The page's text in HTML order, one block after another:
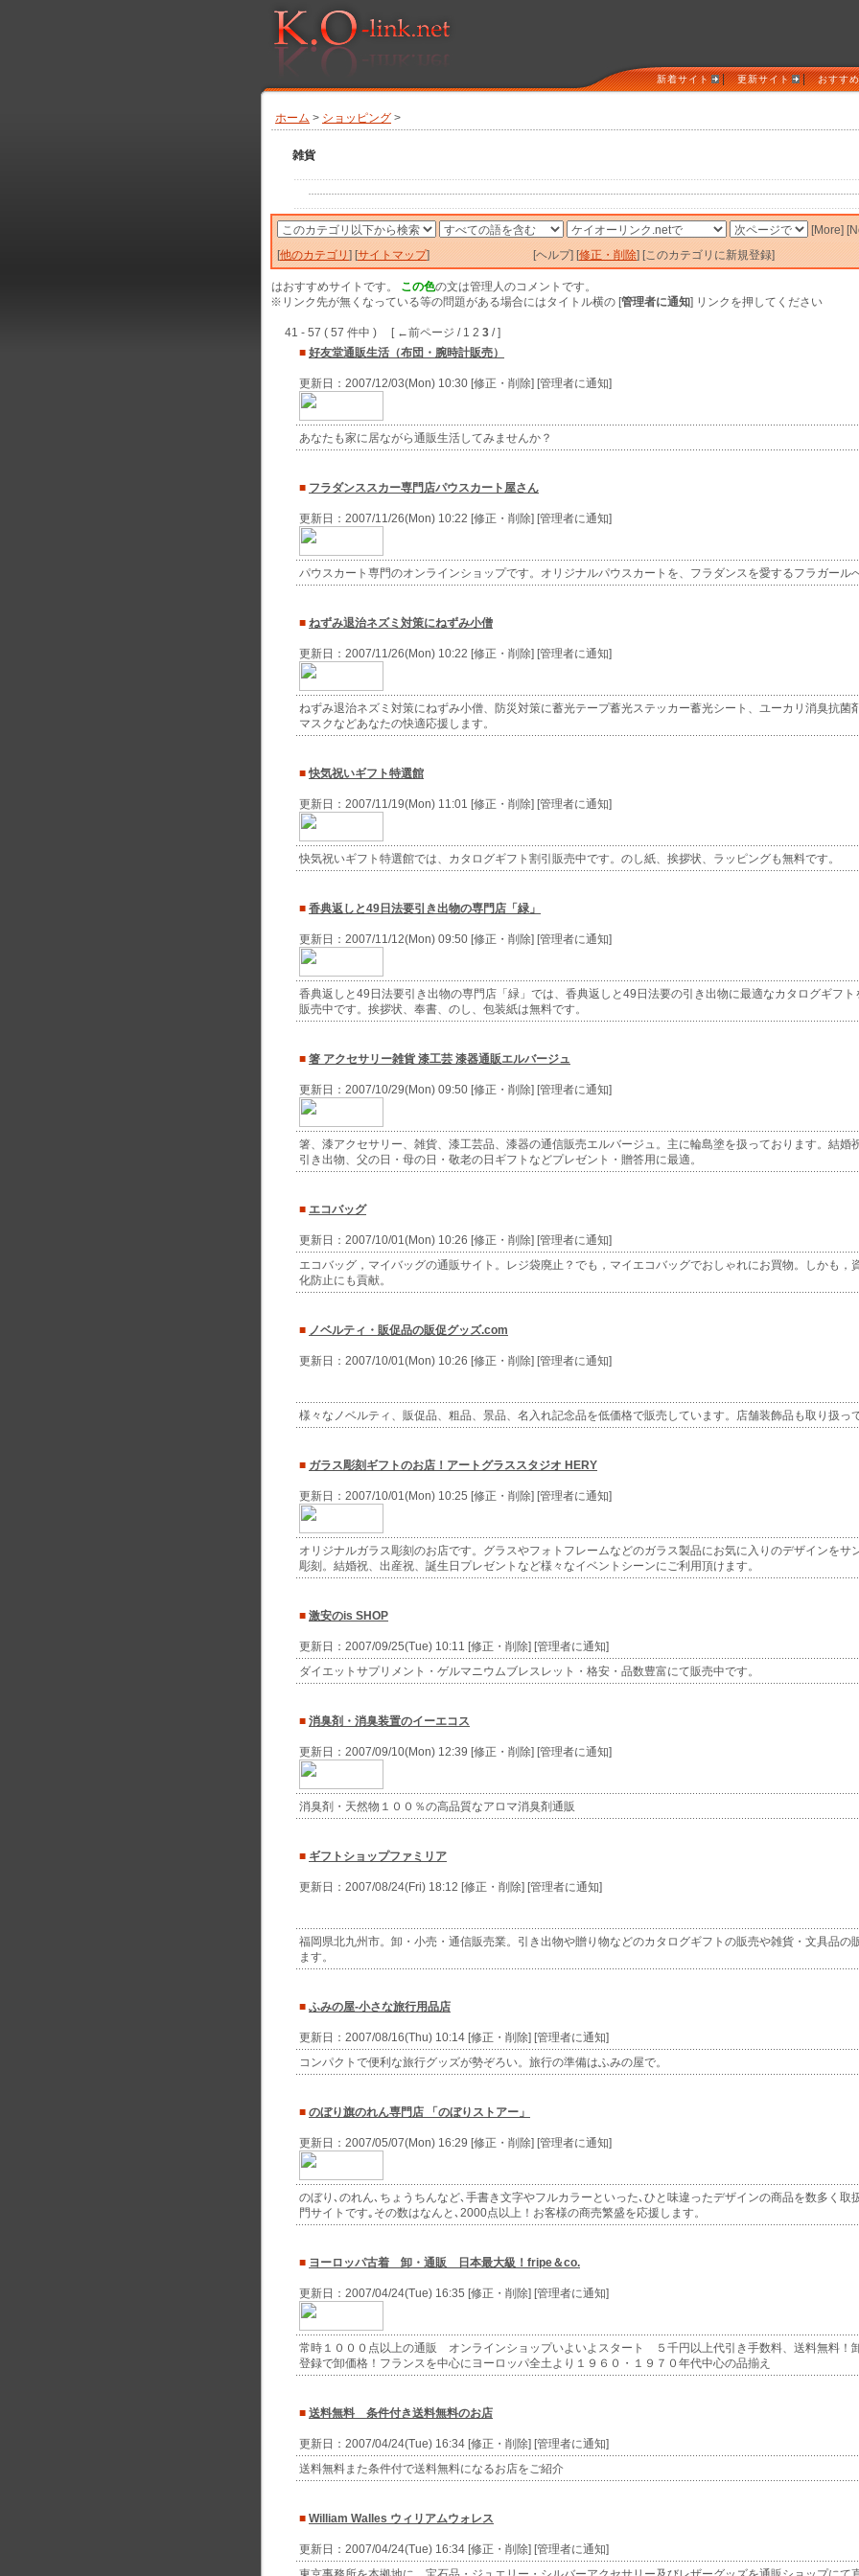
新着サイト | 更新サイト | おすす
ホーム > ショッピング >
雑貨
[More]
[他のカテゴリ ] [サイトマップ] [ヘルプ] [修正・削除] [このカテゴリに新規登録]
はおすすめサイトです。 この色の文は管理人のコメントです。
※リンク先が無くなっている等の問題がある場合にはタイトル横の [管理者に通知] リンクを押してください
41 - 57 ( 57 件中 ) [ ←前ページ / 1 2 3 / ]
■ 好友堂通販生活（布団・腕時計販売）
更新日：2007/12/03(Mon) 10:30 [修正・削除] [管理者に通知]
あなたも家に居ながら通販生活してみませんか？
■ フラダンススカー専門店パウスカート屋さん
更新日：2007/11/26(Mon) 10:22 [修正・削除] [管理者に通知]
パウスカート専門のオンラインショップです。オリジナルパウスカートを、フラダンスを愛するフラガール
■ ねずみ退治ネズミ対策にねずみ小僧
更新日：2007/11/26(Mon) 10:22 [修正・削除] [管理者に通知]
ねずみ退治ネズミ対策にねずみ小僧、防災対策に蓄光テープ蓄光ステッカー蓄光シート、ユーカリ消臭抗菌
マスクなどあなたの快適応援します。
■ 快気祝いギフト特選館
更新日：2007/11/19(Mon) 11:01 [修正・削除] [管理者に通知]
快気祝いギフト特選館では、カタログギフト割引販売中です。のし紙、挨拶状、ラッピングも無料です。
■ 香典返しと49日法要引き出物の専門店「緑」
更新日：2007/11/12(Mon) 09:50 [修正・削除] [管理者に通知]
香典返しと49日法要引き出物の専門店「緑」では、香典返しと49日法要の引き出物に最適なカタログギフト
販売中です。挨拶状、奉書、のし、包装紙は無料です。
■ 箸 アクセサリー雑貨 漆工芸 漆器通販エルバージュ
更新日：2007/10/29(Mon) 09:50 [修正・削除] [管理者に通知]
箸、漆アクセサリー、雑貨、漆工芸品、漆器の通信販売エルバージュ。主に輪島塗を扱っております。結婚
引き出物、父の日・母の日・敬老の日ギフトなどプレゼント・贈答用に最適。
■ エコバッグ
更新日：2007/10/01(Mon) 10:26 [修正・削除] [管理者に通知]
エコバッグ，マイバッグの通販サイト。レジ袋廃止？でも，マイエコバッグでおしゃれにお買物。しかも，
化防止にも貢献。
■ ノベルティ・販促品の販促グッズ.com
更新日：2007/10/01(Mon) 10:26 [修正・削除] [管理者に通知]
様々なノベルティ、販促品、粗品、景品、名入れ記念品を低価格で販売しています。店舗装飾品も取り扱っ
■ ガラス彫刻ギフトのお店！アートグラススタジオ HERY
更新日：2007/10/01(Mon) 10:25 [修正・削除] [管理者に通知]
オリジナルガラス彫刻のお店です。グラスやフォトフレームなどのガラス製品にお気に入りのデザインをサ
彫刻。結婚祝、出産祝、誕生日プレゼントなど様々なイベントシーンにご利用頂けます。
■ 激安のis SHOP
更新日：2007/09/25(Tue) 10:11 [修正・削除] [管理者に通知]
ダイエットサプリメント・ゲルマニウムブレスレット・格安・品数豊富にて販売中です。
■ 消臭剤・消臭装置のイーエコス
更新日：2007/09/10(Mon) 12:39 [修正・削除] [管理者に通知]
消臭剤・天然物１００％の高品質なアロマ消臭剤通販
■ ギフトショップファミリア
更新日：2007/08/24(Fri) 18:12 [修正・削除] [管理者に通知]
福岡県北九州市。卸・小売・通信販売業。引き出物や贈り物などのカタログギフトの販売や雑貨・文具品の
ます。
■ ふみの屋-小さな旅行用品店
更新日：2007/08/16(Thu) 10:14 [修正・削除] [管理者に通知]
コンパクトで便利な旅行グッズが勢ぞろい。旅行の準備はふみの屋で。
■ のぼり旗のれん専門店 「のぼりストアー」
更新日：2007/05/07(Mon) 16:29 [修正・削除] [管理者に通知]
のぼり､のれん､ちょうちんなど､手書き文字やフルカラーといった､ひと味違ったデザインの商品を数多く取
門サイトです｡その数はなんと､2000点以上！お客様の商売繁盛を応援します。
■ ヨーロッパ古着 卸・通販 日本最大級！fripe＆co.
更新日：2007/04/24(Tue) 16:35 [修正・削除] [管理者に通知]
常時１０００点以上の通販 オンラインショップいよいよスタート ５千円以上代引き手数料、送料無料！
登録で卸価格！フランスを中心にヨーロッパ全土より１９６０・１９７０年代中心の品揃え
■ 送料無料 条件付き送料無料のお店
更新日：2007/04/24(Tue) 16:34 [修正・削除] [管理者に通知]
送料無料また条件付で送料無料になるお店をご紹介
■ William Walles ウィリアムウォレス
更新日：2007/04/24(Tue) 16:34 [修正・削除] [管理者に通知]